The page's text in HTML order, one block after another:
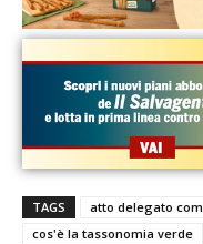
TAGS
atto delegato
cos'è la tassonomia verde